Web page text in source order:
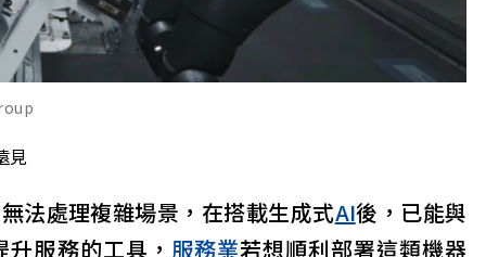
見
法處理複雜場景，在搭載生成式AI後，已能與
服務的工具， 服務業若想順利部署這類機器